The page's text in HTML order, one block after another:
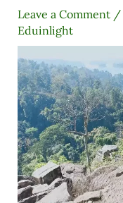
Leave a Comment /
Eduinlight